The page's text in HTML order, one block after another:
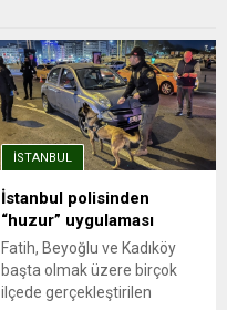
İSTANBUL
İstanbul polisinden
“huzur” uygulaması
Fatih, Beyoğlu ve Kadıköy
başta olmak üzere birçok
ilçede gerçekleştirilen